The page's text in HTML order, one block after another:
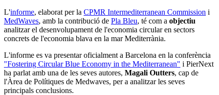
L'informe, elaborat per la CPMR Intermediterranean Commission i
MedWaves, amb la contribució de Pla Bleu, té com a objectiu
analitzar el desenvolupament de l'economia circular en sectors
concrets de l'economia blava en la mar Mediterrània.
L'informe es va presentar oficialment a Barcelona en la conferència
"Fostering Circular Blue Economy in the Mediterranean" i PierNext
ha parlat amb una de les seves autores, Magali Outters, cap de
l'Àrea de Polítiques de Medwaves, per a analitzar les seves
principals conclusions.